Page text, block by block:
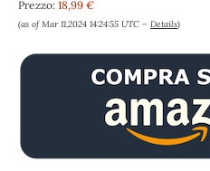
Prezzo: 18,99 €
(as of Mar 11,2024 14:24:55 UTC – Details)